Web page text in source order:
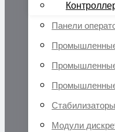
Панели
Модули